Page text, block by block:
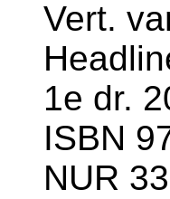
Vert.
1e dr.
ISBN
NUR